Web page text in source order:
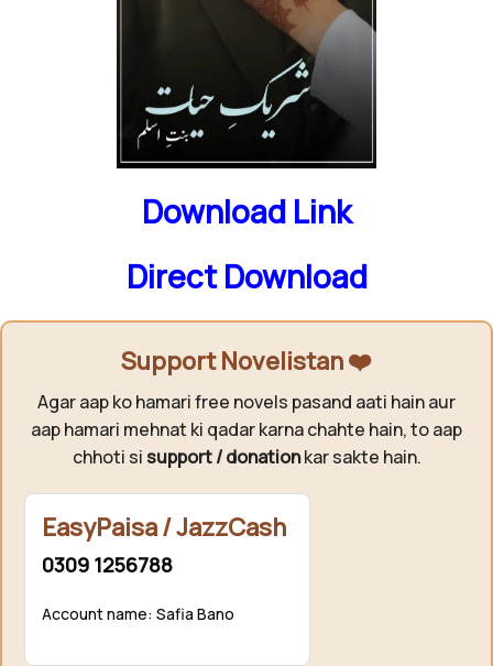
Download Link
Direct Download
Support Novelistan ❤️
Agar aap ko hamari free novels pasand aati hain aur
aap hamari mehnat ki qadar karna chahte hain, to aap
chhoti si support / donationkar sakte hain.
EasyPaisa / JazzCash
0309 1256788
Account name: Safia Bano